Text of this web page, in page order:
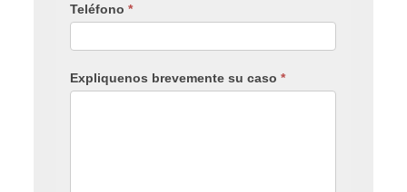
Teléfono*
Expliquenos brevemente su caso*